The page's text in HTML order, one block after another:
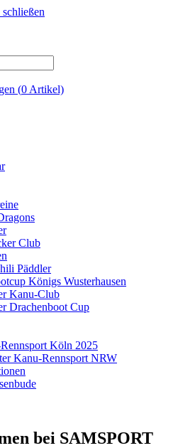
(0 Artikel)
Club
Päddler
Königs Wusterhausen
Kanu-Club
Drachenboot Cup
Köln 2025
Kanu-Rennsport NRW
bei SAMSPORT